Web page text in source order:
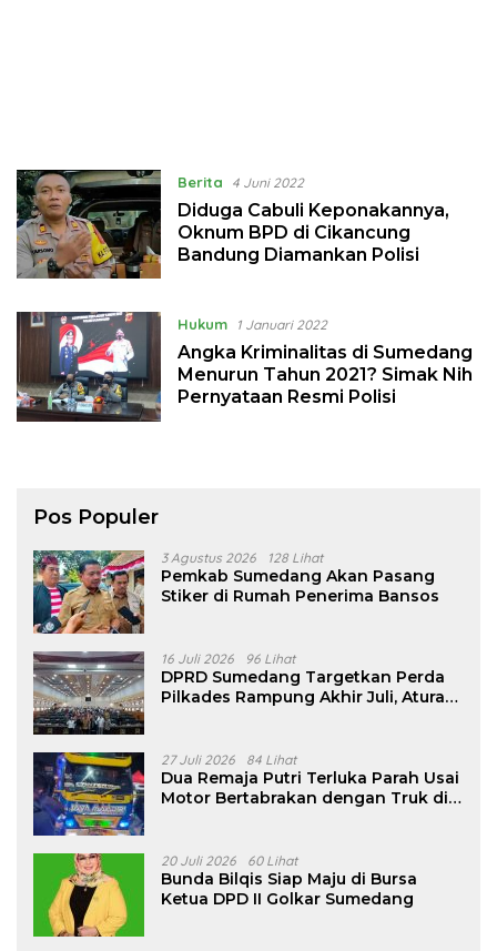
Berita 4 Juni 2022
Diduga Cabuli Keponakannya,
Oknum BPD di Cikancung
Bandung Diamankan Polisi
Hukum 1 Januari 2022
Angka Kriminalitas di Sumedang
Menurun Tahun 2021? Simak Nih
Pernyataan Resmi Polisi
Pos Populer
3 Agustus 2026 128 Lihat
Pemkab Sumedang Akan Pasang
Stiker di Rumah Penerima Bansos
16 Juli 2026 96 Lihat
DPRD Sumedang Targetkan Perda
Pilkades Rampung Akhir Juli, Aturan
27 Juli 2026 84 Lihat
Dua Remaja Putri Terluka Parah Usai
Motor Bertabrakan dengan Truk di
20 Juli 2026 60 Lihat
Bunda Bilqis Siap Maju di Bursa
Ketua DPD II Golkar Sumedang